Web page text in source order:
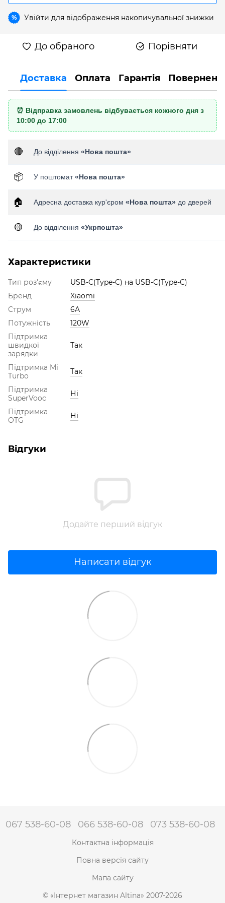
% Увійти для відображення накопичувальної знижки
До обраного Порівняти
Доставка Оплата Гарантія
⏰ Відправка замовлень відбувається кожного дня з
10:00 до 17:00
🔴 До відділення «Нова пошта»
📦 У поштомат«Нова пошта»
🏠 Адресна доставка кур'єром «Нова пошта» до дверей
🟡 До відділення «Укрпошта»
Характеристики
Тип роз'єму
USB-C(Type-C) на USB-C(Type-C)
Бренд
Xiaomi
Струм
6A
Потужність
120W
Підтримка
швидкої
зарядки
Так
Підтримка Mi
Turbo
Так
Підтримка
SuperVooc
Ні
Підтримка
OTG
Ні
Відгуки
Додайте перший відгук
Написати відгук
067 538-60-08 066 538-60-08 073 538-60-08
Контактна інформація
Повна версія сайту
Мапа сайту
© «Інтернет магазин Altina» 2007-2026